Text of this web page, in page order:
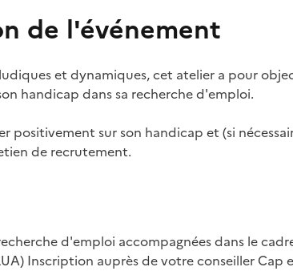
de l'événement
et dynamiques, cet atelier a pour
handicap dans sa recherche d'emploi.
positivement sur son handicap et (si
de recrutement.
d'emploi accompagnées dans le
Inscription auprès de votre conseiller Cap